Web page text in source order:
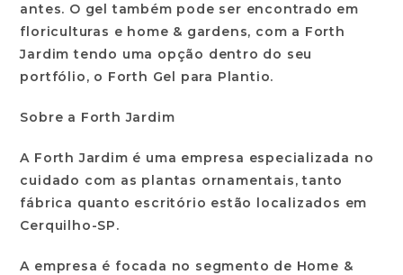
antes. O gel também pode ser encontrado em
floriculturas e home & gardens, com a Forth
Jardim tendo uma opção dentro do seu
portfólio, o Forth Gel para Plantio.
Sobre a Forth Jardim
A Forth Jardim é uma empresa especializada no
cuidado com as plantas ornamentais, tanto
fábrica quanto escritório estão localizados em
Cerquilho-SP.
A empresa é focada no segmento de Home &